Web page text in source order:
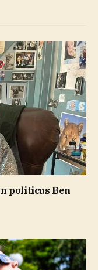
politicus Ben